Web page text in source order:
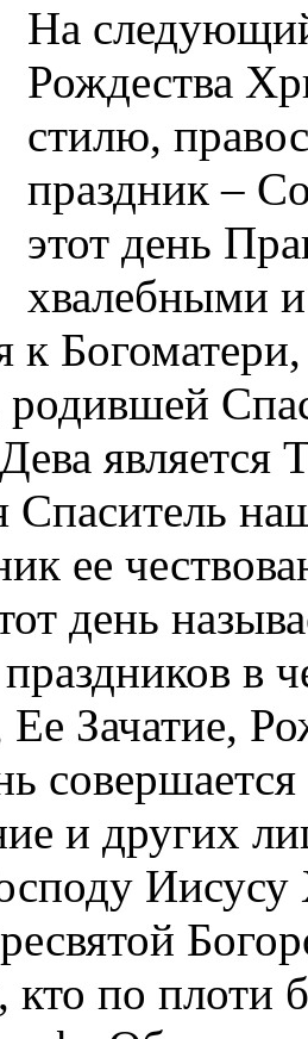
На
Рождества
стилю,
праздник –
этот день
хвалебными
к
является
Спаситель
ее
день
в
Зачатие,
и других
Иисусу
кто по плоти